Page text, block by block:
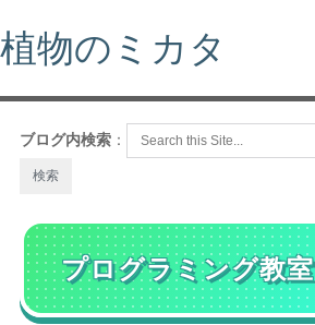
植物のミカタ
ブログ内検索 ：
プログラミング教室